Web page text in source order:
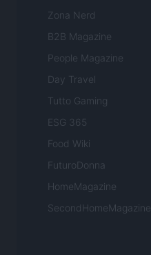
Zona Nerd
B2B Magazine
People Magazine
Day Travel
Tutto Gaming
ESG 365
Food Wiki
FuturoDonna
HomeMagazine
SecondHomeMagazine